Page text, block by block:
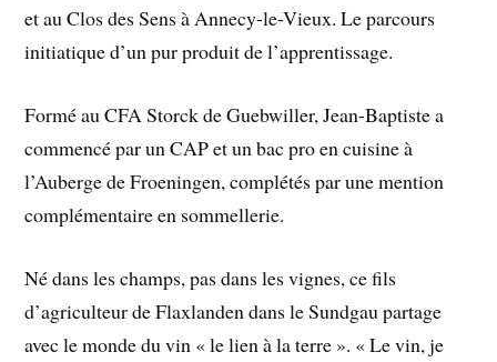
et au Clos des Sens à Annecy-le-Vieux. Le parcours
initiatique d’un pur produit de l’apprentissage.
Formé au CFA Storck de Guebwiller, Jean-Baptiste a
commencé par un CAP et un bac pro en cuisine à
l’Auberge de Froeningen, complétés par une mention
complémentaire en sommellerie.
Né dans les champs, pas dans les vignes, ce fils
d’agriculteur de Flaxlanden dans le Sundgau partage
avec le monde du vin « le lien à la terre ». « Le vin, je